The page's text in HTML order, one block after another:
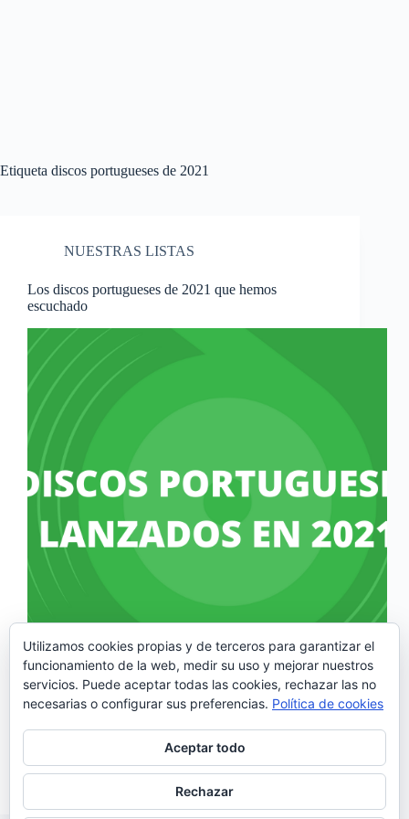
Etiqueta discos portugueses de 2021
NUESTRAS LISTAS
Los discos portugueses de 2021 que hemos
escuchado
Para elaborar nuestra lista de los mejores discos
portugueses de 2021, hemos escuchado todos los
discos de los que hemos recibido noticia, hemos
descubierto o a los que hemos tenido alcance de una
u otra manera, pero no están en…
Noemí Sánchez
19/01/2022
Utilizamos cookies propias y de terceros para garantizar el
funcionamiento de la web, medir su uso y mejorar nuestros
servicios. Puede aceptar todas las cookies, rechazar las no
necesarias o configurar sus preferencias. Política de cookies
Aceptar todo
Rechazar